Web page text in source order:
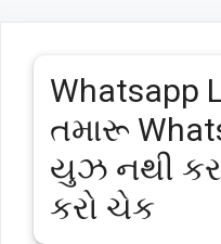
Whatsapp
તમારૂ
યુઝ નથી
કરો ચેક